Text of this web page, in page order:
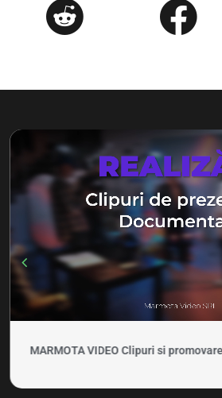
MARMOTA VIDEO Clipuri si promovare